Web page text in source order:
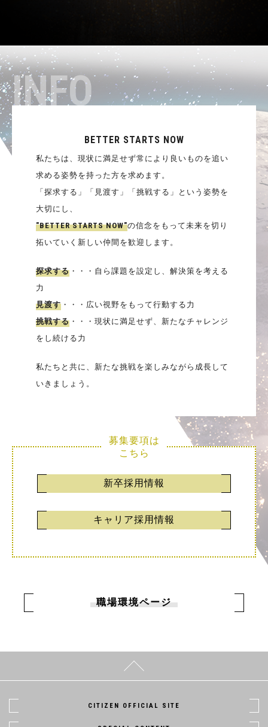
BETTER STARTS NOW
私たちは、現状に満足せず常により良いものを追い
求める姿勢を持った方を求めます。
「探求する」「見渡す」「挑戦する」という姿勢を
大切にし、
"BETTER STARTS NOW"の信念をもって未来を切り
拓いていく新しい仲間を歓迎します。
探求する ・・・自ら課題を設定し、解決策を考える
力
見渡す ・・・広い視野をもって行動する力
挑戦する ・・・現状に満足せず、新たなチャレンジ
をし続ける力
私たちと共に、新たな挑戦を楽しみながら成長して
いきましょう。
募集要項は
こちら
新卒採用情報
キャリア採用情報
職場環境ページ
CITIZEN OFFICIAL SITE